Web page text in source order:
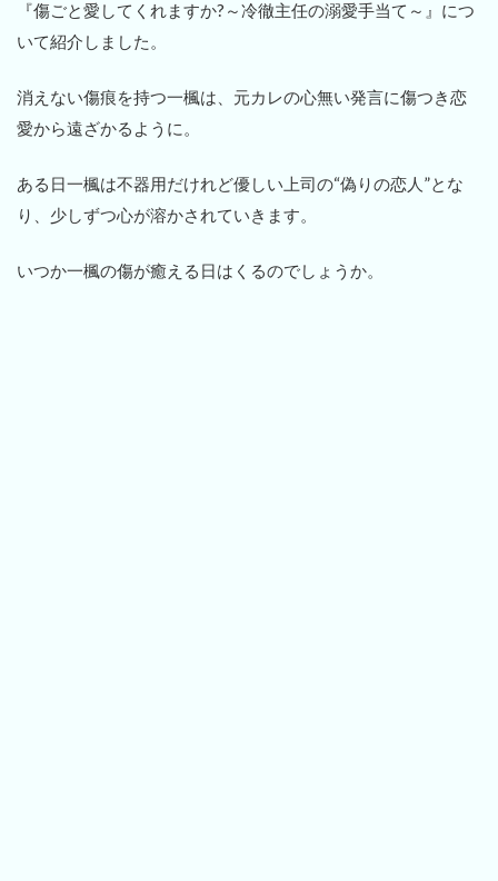
『傷ごと愛してくれますか?～冷徹主任の溺愛手当て～』につ
いて紹介しました。
消えない傷痕を持つ一楓は、元カレの心無い発言に傷つき恋
愛から遠ざかるように。
ある日一楓は不器用だけれど優しい上司の“偽りの恋人”とな
り、少しずつ心が溶かされていきます。
いつか一楓の傷が癒える日はくるのでしょうか。